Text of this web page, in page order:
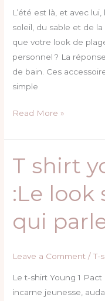
L’été est là, et avec
soleil, du sable et de
que votre look de
personnel ? La
de bain. Ces
simple
avec
style
Read More »
T shirt
:Le look
qui
Leave a Comment /T-
Le t-shirt Young 1
incarne jeunesse,
T
shirt
young
1
pact
:Le
streetwear
qui
parle